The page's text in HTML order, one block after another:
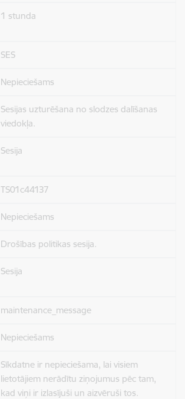
1 stunda
SES
Nepieciešams
Sesijas uzturēšana no slodzes dalīšanas
viedokļa.
Sesija
TS01c44137
Nepieciešams
Drošības politikas sesija.
Sesija
maintenance_message
Nepieciešams
Sīkdatne ir nepieciešama, lai visiem
lietotājiem nerādītu ziņojumus pēc tam,
kad viņi ir izlasījuši un aizvēruši tos.